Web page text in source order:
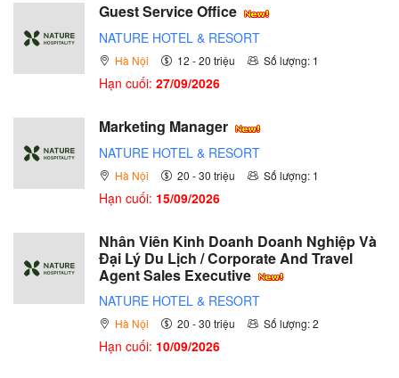
Guest Service Office
NATURE HOTEL & RESORT
Hà Nội 12 - 20 triệu Số lượng: 1
Hạn cuối: 27/09/2026
Marketing Manager
NATURE HOTEL & RESORT
Hà Nội 20 - 30 triệu Số lượng: 1
Hạn cuối: 15/09/2026
Nhân Viên Kinh Doanh Doanh Nghiệp Và
Đại Lý Du Lịch / Corporate And Travel
Agent Sales Executive
NATURE HOTEL & RESORT
Hà Nội 20 - 30 triệu Số lượng: 2
Hạn cuối: 10/09/2026